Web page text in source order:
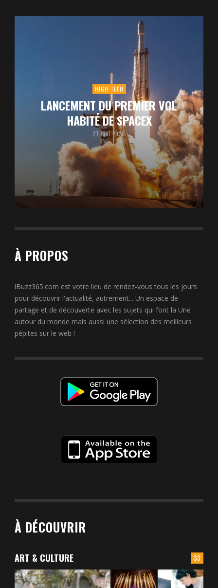
HIGH-TECH
LANCEMENT DU PREMIER VOL
HABITÉ DE SPACEX
27 MAI 2020
À PROPOS
iBuzz365.com est votre lieu de rendez-vous tous les jours
pour découvrir l'actualité, autrement... Un espace de
partage et de découverte avec les sujets qui font la Une
autour du monde mais aussi une sélection des meilleurs
pépites sur le web !
À DÉCOUVRIR
33
ART & CULTURE